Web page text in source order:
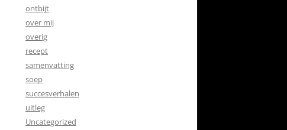
ontbijt
over mij
overig
recept
samenvatting
soep
succesverhalen
uitleg
Uncategorized